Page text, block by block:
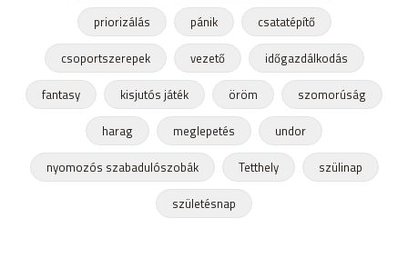
priorizálás
pánik
csatatépítő
csoportszerepek
vezető
időgazdálkodás
fantasy
kisjutós játék öröm
szomorúság
harag
meglepetés
undor
nyomozós szabadulószobák
Tetthely
szülinap
születésnap